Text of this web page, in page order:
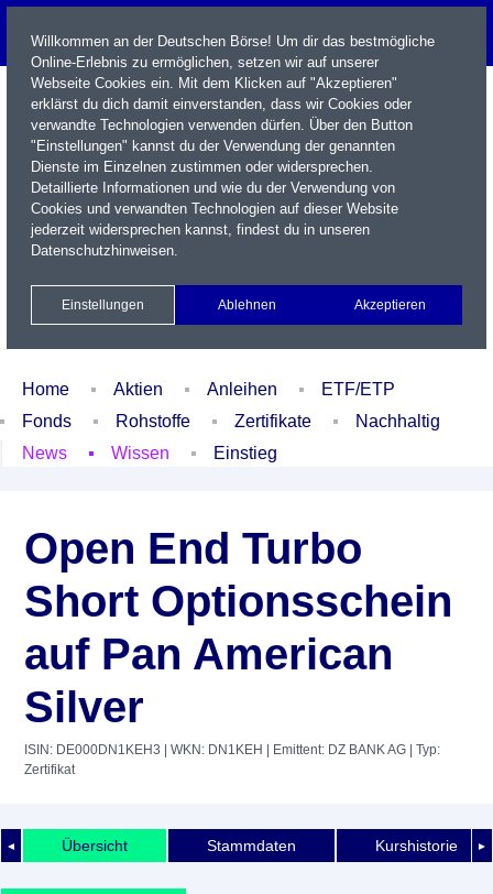
Name / WKN / ISIN / Kürzel
Xetra Realtime
Watchlist Portfolio Login
Home Aktien Anleihen
ETF/ETP
Fonds
Rohstoffe Zertifikate
Nachhaltig
News
Wissen Einstieg
Open End Turbo
Short Optionsschein
auf Pan American
Silver
ISIN: DE000DN1KEH3 | WKN: DN1KEH | Emittent: DZ BANK AG | Typ:
Zertifikat
◄ ►
Übersicht Stammdaten Kurshistorie
Willkommen an der Deutschen Börse! Um dir das bestmögliche
Online-Erlebnis zu ermöglichen, setzen wir auf unserer
Webseite Cookies ein. Mit dem Klicken auf "Akzeptieren"
erklärst du dich damit einverstanden, dass wir Cookies oder
verwandte Technologien verwenden dürfen. Über den Button
"Einstellungen" kannst du der Verwendung der genannten
Dienste im Einzelnen zustimmen oder widersprechen.
Detaillierte Informationen und wie du der Verwendung von
Cookies und verwandten Technologien auf dieser Website
jederzeit widersprechen kannst, findest du in unseren
Datenschutzhinweisen.
Einstellungen Ablehnen Akzeptieren